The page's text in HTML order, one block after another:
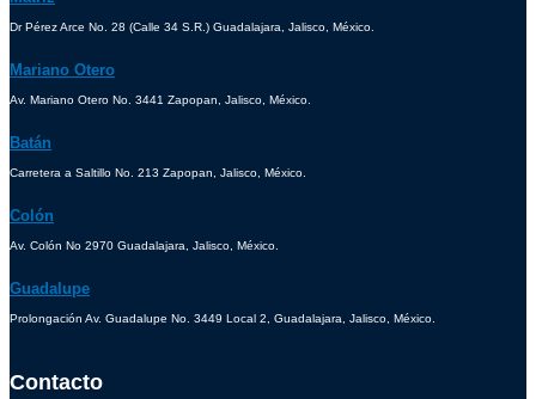
Dr Pérez Arce No. 28 (Calle 34 S.R.) Guadalajara, Jalisco, México.
Mariano Otero
Av. Mariano Otero No. 3441 Zapopan, Jalisco, México.
Batán
Carretera a Saltillo No. 213 Zapopan, Jalisco, México.
Colón
Av. Colón No 2970 Guadalajara, Jalisco, México.
Guadalupe
Prolongación Av. Guadalupe No. 3449 Local 2, Guadalajara, Jalisco, México.
Contacto